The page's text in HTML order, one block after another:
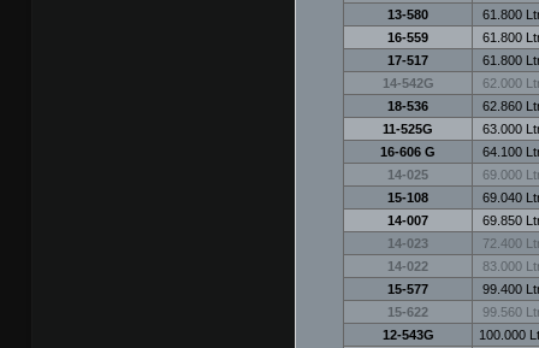
13-580
61.800
16-559
61.800
17-517
61.800
14-542G
62.000
18-536
62.860
11-525G
63.000
16-606 G
64.100
14-025
69.000
15-108
69.040
14-007
69.850
14-023
72.400
14-022
83.000
15-577
99.400
15-622
99.560
12-543G
100.000